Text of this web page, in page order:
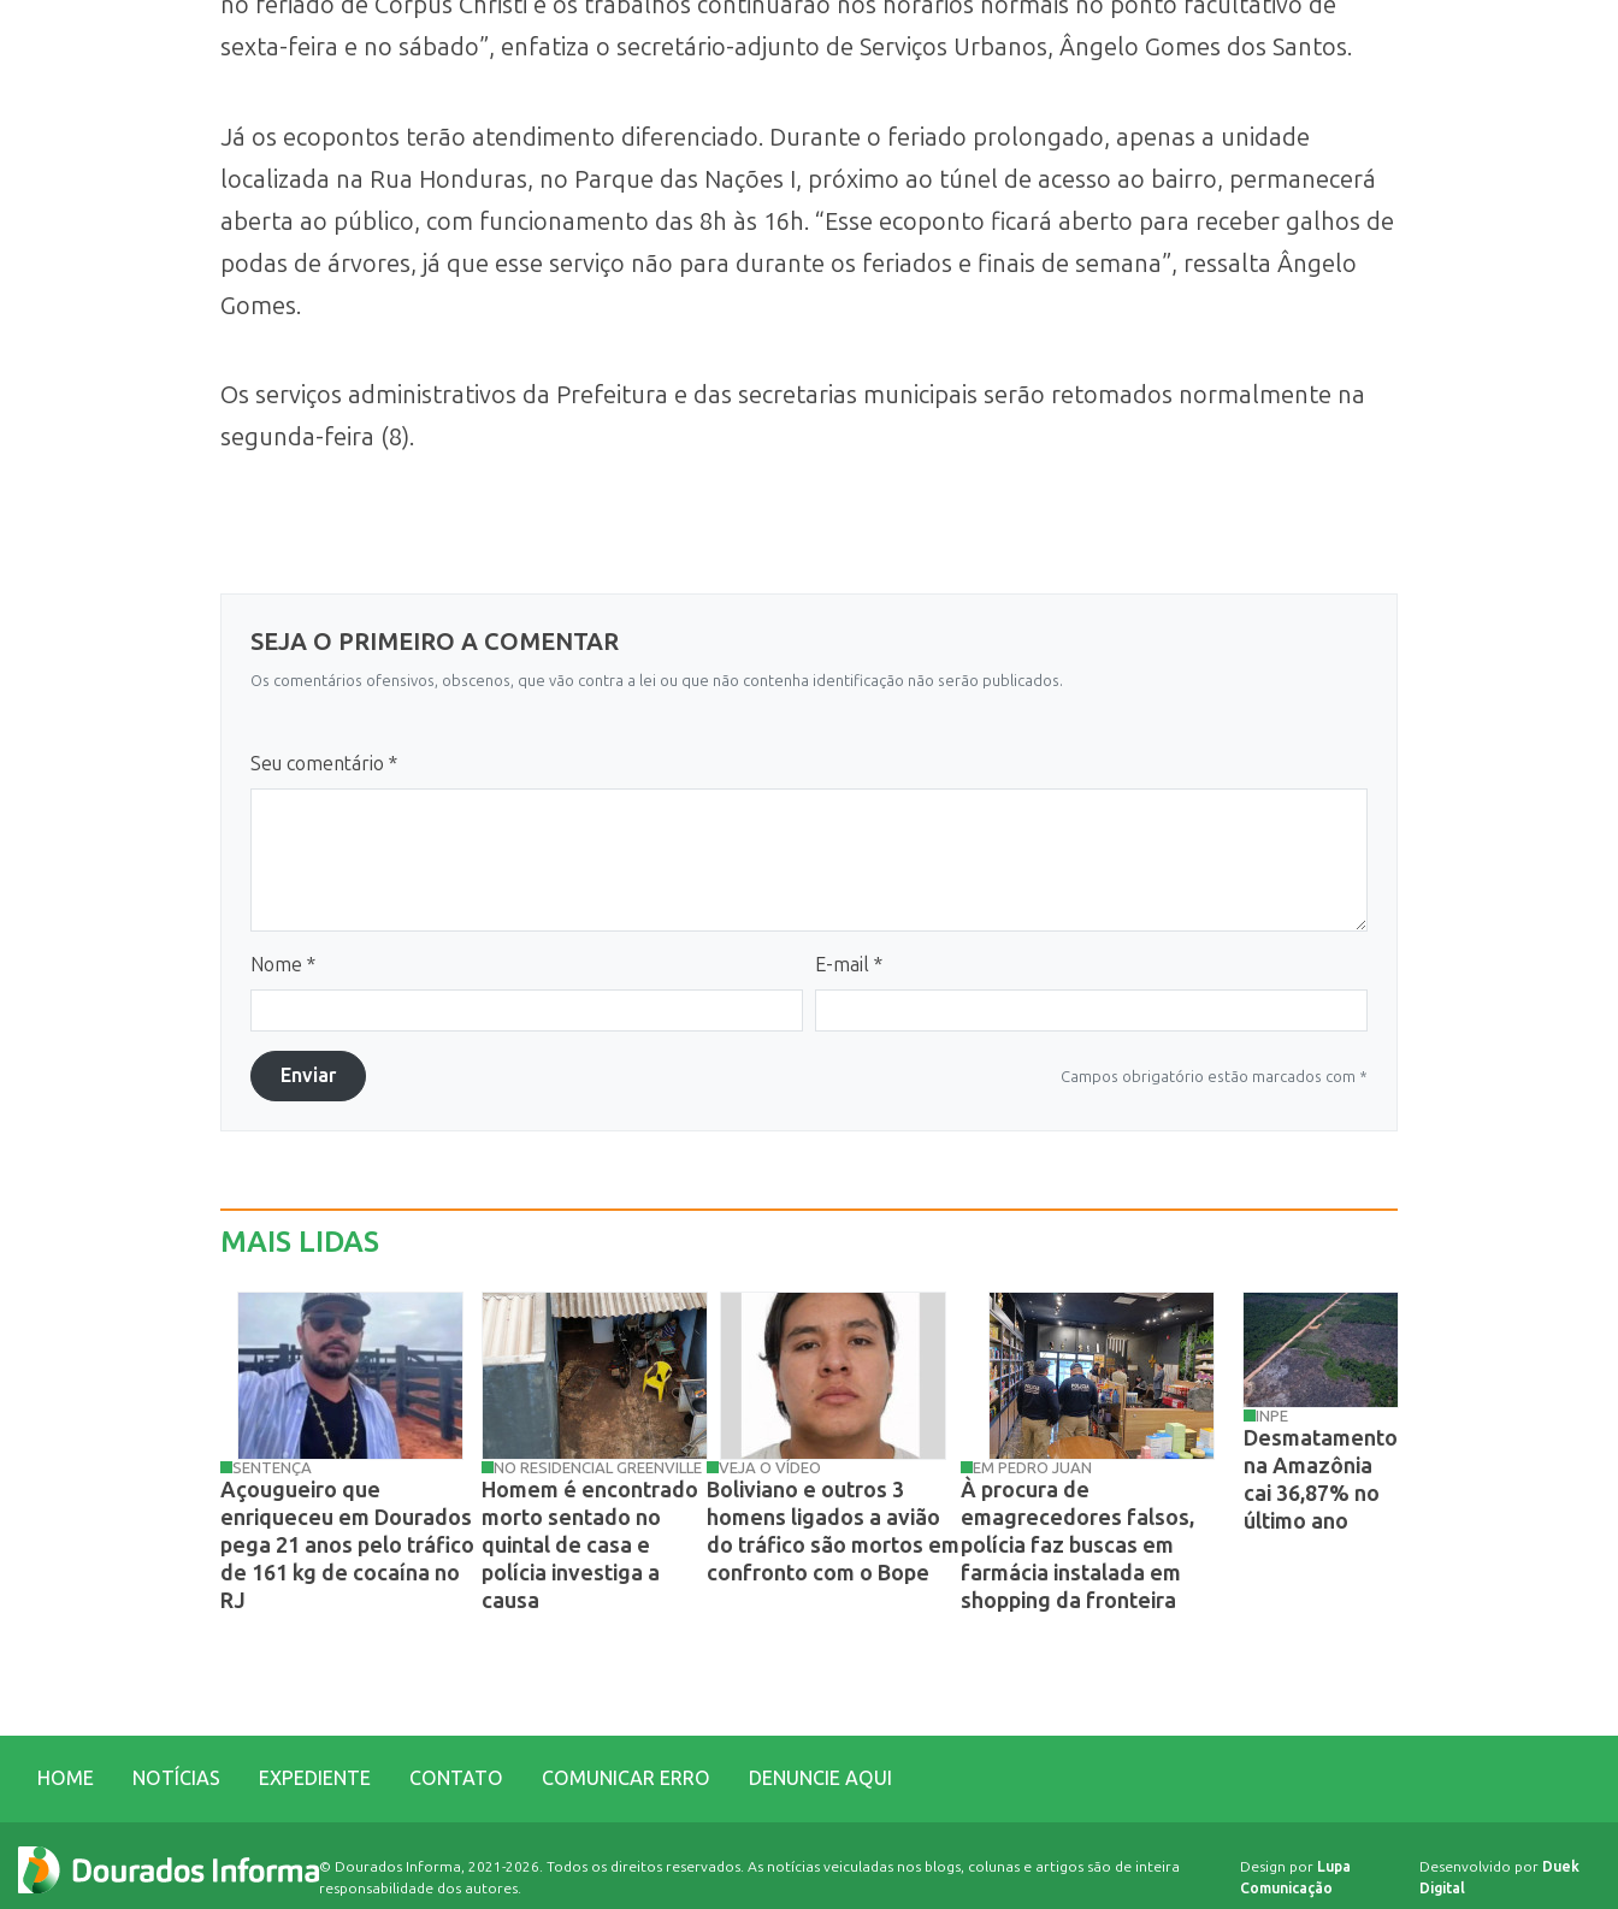
sexta-feira e no sábado”, enfatiza o secretário-adjunto de Serviços Urbanos, Ângelo Gomes dos Santos.
Já os ecopontos terão atendimento diferenciado. Durante o feriado prolongado, apenas a unidade
localizada na Rua Honduras, no Parque das Nações I, próximo ao túnel de acesso ao bairro, permanecerá
aberta ao público, com funcionamento das 8h às 16h. “Esse ecoponto ficará aberto para receber galhos de
podas de árvores, já que esse serviço não para durante os feriados e finais de semana”, ressalta Ângelo
Gomes.
Os serviços administrativos da Prefeitura e das secretarias municipais serão retomados normalmente na
segunda-feira (8).
SEJA O PRIMEIRO A COMENTAR
Os comentários ofensivos, obscenos, que vão contra a lei ou que não contenha identificação não serão publicados.
Seu comentário *
Nome * E-mail *
Enviar Campos obrigatório estão marcados com *
MAIS LIDAS
SENTENÇA
Açougueiro que
enriqueceu em Dourados
pega 21 anos pelo tráfico
de 161 kg de cocaína no
RJ
NO RESIDENCIAL GREENVILLE
Homem é encontrado
morto sentado no
quintal de casa e
polícia investiga a
causa
VEJA O VÍDEO
Boliviano e outros 3
homens ligados a avião
do tráfico são mortos em
confronto com o Bope
EM PEDRO JUAN
À procura de
emagrecedores falsos,
polícia faz buscas em
farmácia instalada em
shopping da fronteira
INPE
Desmatamento
na Amazônia
cai 36,87% no
último ano
HOME NOTÍCIAS EXPEDIENTE CONTATO COMUNICAR ERRO DENUNCIE AQUI
© Dourados Informa, 2021-2026. Todos os direitos reservados. As notícias veiculadas nos blogs, colunas e artigos são de inteira
responsabilidade dos autores.
Design por Lupa
Comunicação
Desenvolvido por Duek
Digital